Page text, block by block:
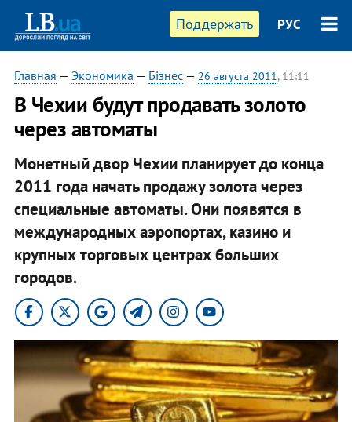
Поддержать РУС
Главная — Экономика — Бізнес— 26 августа 2011, 11:11
В Чехии будут продавать золото
через автоматы
Монетный двор Чехии планирует до конца
2011 года начать продажу золота через
специальные автоматы. Они появятся в
международных аэропортах, казино и
крупных торговых центрах больших
городов.